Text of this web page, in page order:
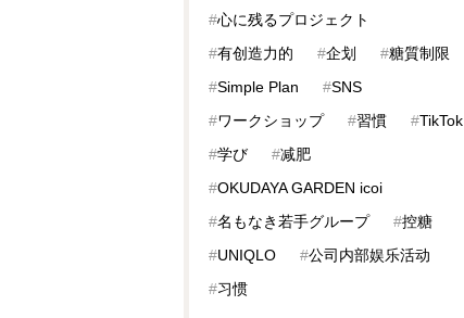
#心に残るプロジェクト
#有创造力的 #企划 #糖質制限
#Simple Plan #SNS
#ワークショップ #習慣 #TikTok
#学び #减肥
#OKUDAYA GARDEN icoi
#名もなき若手グループ #控糖
#UNIQLO #公司内部娱乐活动
#习惯